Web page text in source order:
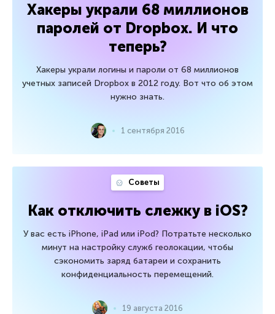
Хакеры украли 68 миллионов
паролей от Dropbox. И что
теперь?
Хакеры украли логины и пароли от 68 миллионов
учетных записей Dropbox в 2012 году. Вот что об этом
нужно знать.
1 сентября 2016
Советы
Как отключить слежку в iOS?
У вас есть iPhone, iPad или iPod? Потратьте несколько
минут на настройку служб геолокации, чтобы
сэкономить заряд батареи и сохранить
конфиденциальность перемещений.
19 августа 2016